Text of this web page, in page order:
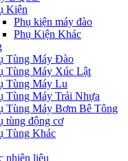
Kiện
Phụ kiện máy đào
Phụ Kiện Khác
Tùng Máy Đào
Tùng Máy Xúc Lật
Tùng Máy Lu
Tùng Máy Trải Nhựa
Tùng Máy Bơm Bê Tông
tùng động cơ
Tùng Khác
nhiên liệu